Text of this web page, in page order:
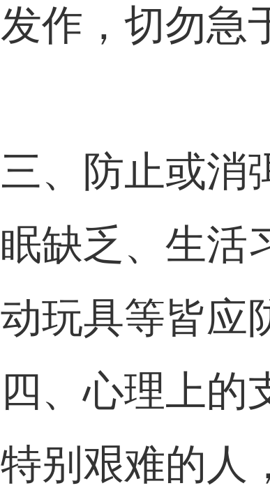
作，切勿急
、防止或消
缺乏、生活
玩具等皆应
、心理上的
别艰难的人